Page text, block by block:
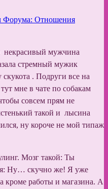
Форума: Отношения
некрасивый мужчина
стремный мужик
. Подруги все на
мне в чате по собакам
совсем прям не
такой и лысина
ну короче не мой типаж
Мозг такой: Ты
Ну… скучно же! Я уже
кроме работы и магазина. А